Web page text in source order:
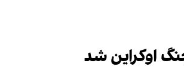
اوکراین شد